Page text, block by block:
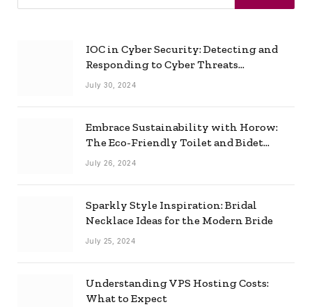
IOC in Cyber Security: Detecting and
Responding to Cyber Threats
Effectively
July 30, 2024
Embrace Sustainability with Horow:
The Eco-Friendly Toilet and Bidet
Combo
July 26, 2024
Sparkly Style Inspiration: Bridal
Necklace Ideas for the Modern Bride
July 25, 2024
Understanding VPS Hosting Costs:
What to Expect